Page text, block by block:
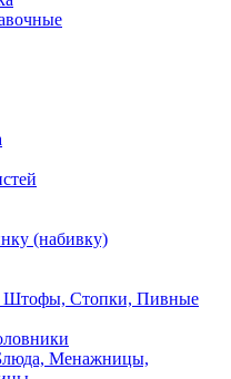
(набивку)
Стопки, Пивные
Менажницы,